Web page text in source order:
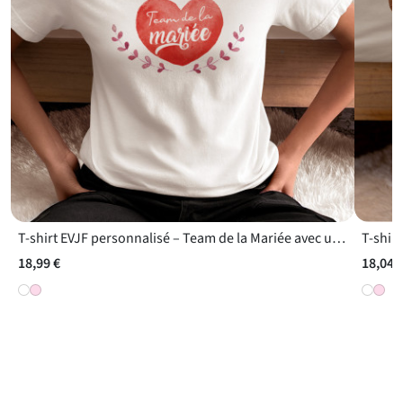
T-shirt EVJF personnalisé – Team de la Mariée avec un cœur rouge aquarelle
18,99 €
18,04 €